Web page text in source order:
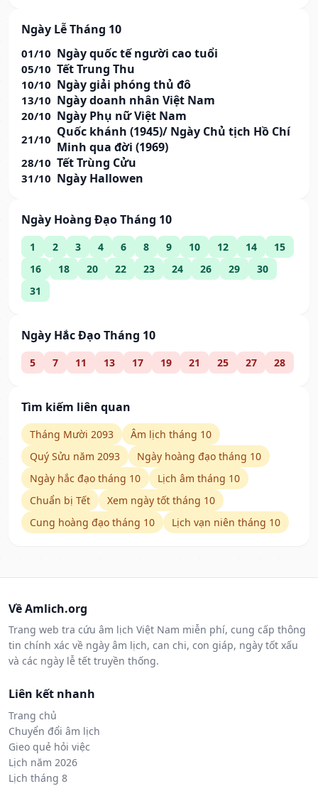
Ngày Lễ Tháng 10
01/10 Ngày quốc tế người cao tuổi
05/10 Tết Trung Thu
10/10 Ngày giải phóng thủ đô
13/10 Ngày doanh nhân Việt Nam
20/10 Ngày Phụ nữ Việt Nam
21/10 Quốc khánh (1945)/ Ngày Chủ tịch Hồ Chí
Minh qua đời (1969)
28/10 Tết Trùng Cửu
31/10 Ngày Hallowen
Ngày Hoàng Đạo Tháng 10
1 2 3 4 6 8 9 10 12 14
15
16
18 20 22 23 24 26 29
30
31
Ngày Hắc Đạo Tháng 10
5 7 11 13 17 19 21 25 27 28
Tìm kiếm liên quan
Tháng Mười 2093
Âm lịch tháng 10
Quý Sửu năm 2093
Ngày hoàng đạo tháng 10
Ngày hắc đạo tháng 10
Lịch âm tháng 10
Chuẩn bị Tết
Xem ngày tốt tháng 10
Cung hoàng đạo tháng 10
Lịch vạn niên tháng 10
Về Amlich.org
Trang web tra cứu âm lịch Việt Nam miễn phí, cung cấp thông
tin chính xác về ngày âm lịch, can chi, con giáp, ngày tốt xấu
và các ngày lễ tết truyền thống.
Liên kết nhanh
Trang chủ
Chuyển đổi âm lịch
Gieo quẻ hỏi việc
Lịch năm 2026
Lịch tháng 8